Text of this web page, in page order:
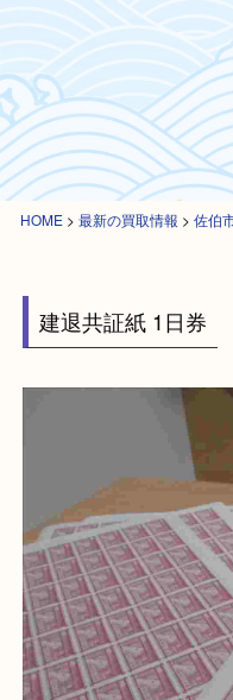
HOME
建退共証紙 1日券